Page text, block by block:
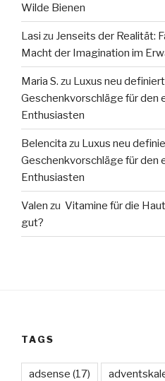
Wilde Bienen
Lasi zu Jenseits der Realität:
Macht der Imagination im
Maria S. zu Luxus neu
Geschenkvorschläge für den
Enthusiasten
Belencita zu Luxus neu
Geschenkvorschläge für den
Enthusiasten
Valen zu Vitamine für die
gut?
TAGS
adsense (17)